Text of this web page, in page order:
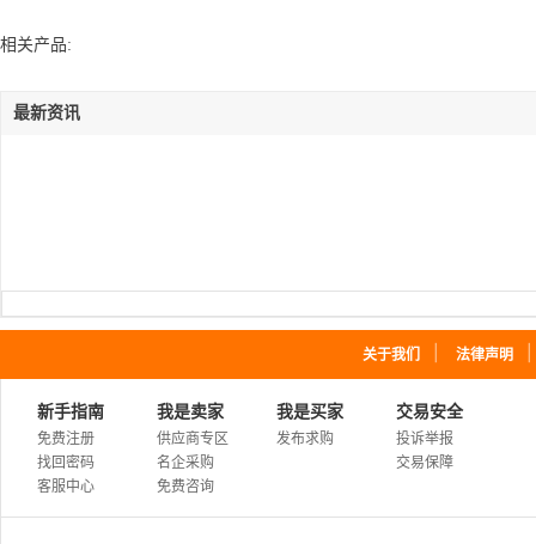
相关产品:
最新资讯
关于我们 法律声明
新手指南
免费注册
找回密码
客服中心
我是卖家
供应商专区
名企采购
免费咨询
我是买家
发布求购
交易安全
投诉举报
交易保障